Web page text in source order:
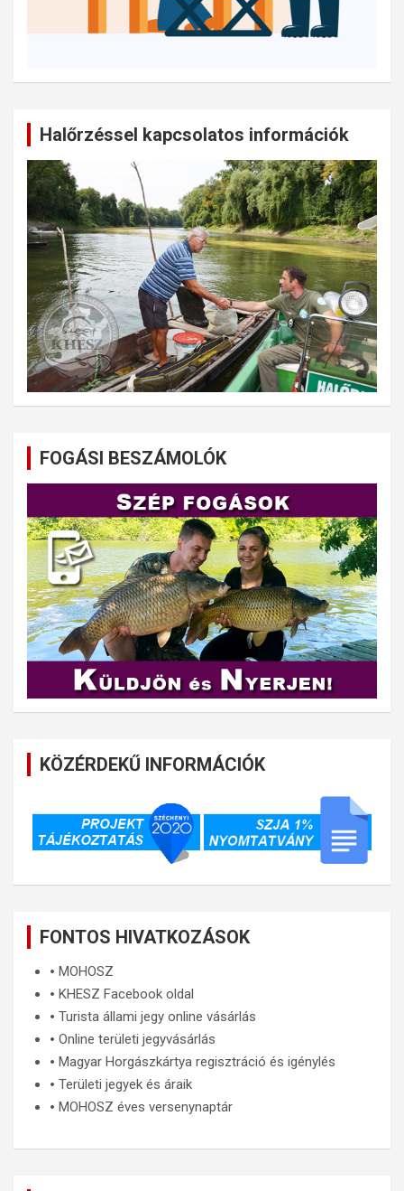
Halőrzéssel kapcsolatos információk
FOGÁSI BESZÁMOLÓK
KÖZÉRDEKŰ INFORMÁCIÓK
FONTOS HIVATKOZÁSOK
🞄 MOHOSZ
🞄 KHESZ Facebook oldal
🞄 Turista állami jegy online vásárlás
🞄 Online területi jegyvásárlás
🞄 Magyar Horgászkártya regisztráció és igénylés
🞄 Területi jegyek és áraik
🞄 MOHOSZ éves versenynaptár